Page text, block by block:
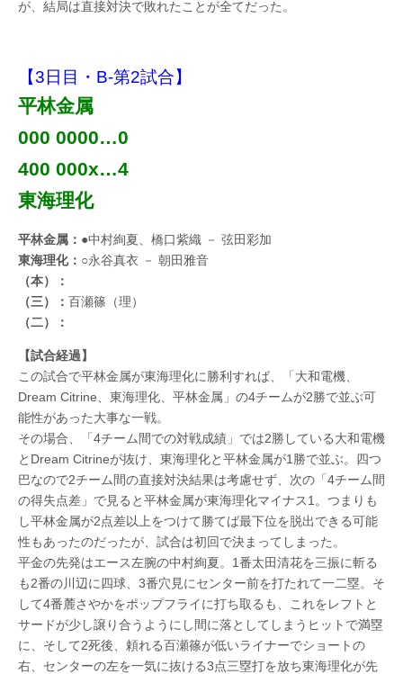
が、結局は直接対決で敗れたことが全てだった。
【3日目・B-第2試合】
平林金属
000 0000…0
400 000x…4
東海理化
平林金属： ●中村絢夏、橋口紫織 － 弦田彩加
東海理化： ○永谷真衣 － 朝田雅音
（本）：
（三）： 百瀬篠（理）
（二）：
【試合経過】
この試合で平林金属が東海理化に勝利すれば、「大和電機、
Dream Citrine、東海理化、平林金属」の4チームが2勝で並ぶ可
能性があった大事な一戦。
その場合、「4チーム間での対戦成績」では2勝している大和電機
とDream Citrineが抜け、東海理化と平林金属が1勝で並ぶ。四つ
巴なので2チーム間の直接対決結果は考慮せず、次の「4チーム間
の得失点差」で見ると平林金属が東海理化マイナス1。つまりも
し平林金属が2点差以上をつけて勝てば最下位を脱出できる可能
性もあったのだったが、試合は初回で決まってしまった。
平金の先発はエース左腕の中村絢夏。1番太田清花を三振に斬る
も2番の川辺に四球、3番穴見にセンター前を打たれて一二塁。そ
して4番麓さやかをポップフライに打ち取るも、これをレフトと
サードが少し譲り合うようにし間に落としてしまうヒットで満塁
に、そして2死後、頼れる百瀬篠が低いライナーでショートの
右、センターの左を一気に抜ける3点三塁打を放ち東海理化が先